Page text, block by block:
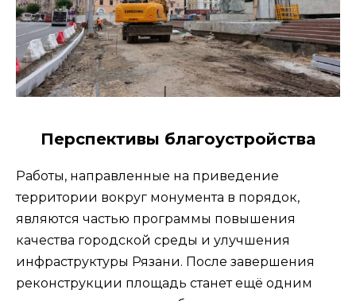
Перспективы благоустройства
Работы, направленные на приведение
территории вокруг монумента в порядок,
являются частью программы повышения
качества городской среды и улучшения
инфраструктуры Рязани. После завершения
реконструкции площадь станет ещё одним